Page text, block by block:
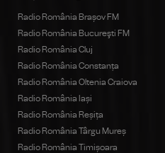
Radio România Brașov FM
Radio România Bucureşti FM
Radio România Cluj
Radio România Constanța
Radio România Oltenia Craiova
Radio România Iași
Radio România Reșița
Radio România Târgu Mureș
Radio România Timișoara